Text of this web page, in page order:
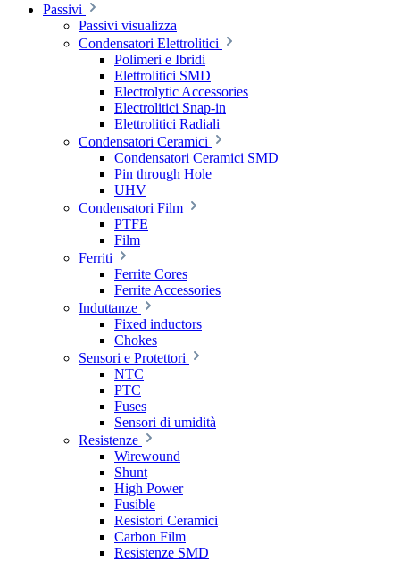
Passivi
Passivi visualizza
Condensatori Elettrolitici
Polimeri e Ibridi
Elettrolitici SMD
Electrolytic Accessories
Electrolitici Snap-in
Elettrolitici Radiali
Condensatori Ceramici
Condensatori Ceramici SMD
Pin through Hole
UHV
Condensatori Film
PTFE
Film
Ferriti
Ferrite Cores
Ferrite Accessories
Induttanze
Fixed inductors
Chokes
Sensori e Protettori
NTC
PTC
Fuses
Sensori di umidità
Resistenze
Wirewound
Shunt
High Power
Fusible
Resistori Ceramici
Carbon Film
Resistenze SMD